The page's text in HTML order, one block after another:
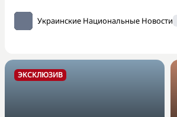
Украинские Национальные Новости
ЭКСКЛЮЗИВ